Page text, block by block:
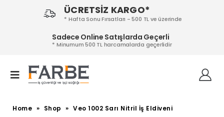
ÜCRETSİZ KARGO*
* Hafta Sonu Fırsatları - 500 TL ve üzerinde
Sadece Online Satışlarda Geçerli
* Minumum 500 TL harcamalarda geçerlidir
Home » Shop » Veo 1002 Sarı Nitril İş Eldiveni